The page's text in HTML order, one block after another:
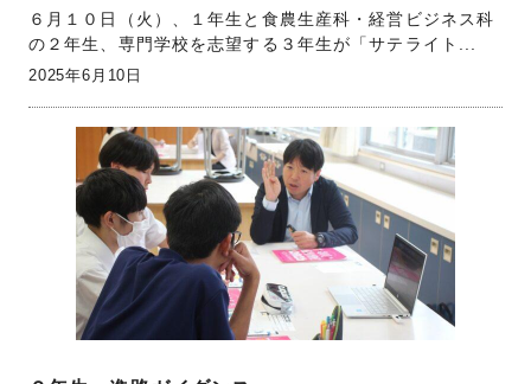
６月１０日（火）、１年生と食農生産科・経営ビジネス科
の２年生、専門学校を志望する３年生が「サテライト...
2025年6月10日